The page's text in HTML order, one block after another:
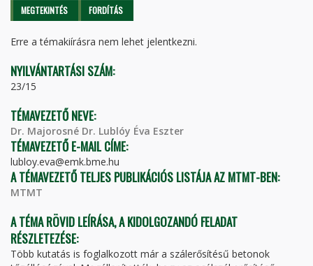
Elsődleges fülek
MEGTEKINTÉS (AKTÍVFORDÍTÁS
Erre a témakiírásra nem lehet jelentkezni.
NYILVÁNTARTÁSI SZÁM:
23/15
TÉMAVEZETŐ NEVE:
Dr. Majorosné Dr. Lublóy Éva Eszter
TÉMAVEZETŐ E-MAIL CÍME:
lubloy.eva@emk.bme.hu
A TÉMAVEZETŐ TELJES PUBLIKÁCIÓS LISTÁJA AZ MTMT-BEN:
MTMT
A TÉMA RÖVID LEÍRÁSA, A KIDOLGOZANDÓ FELADAT
RÉSZLETEZÉSE:
Több kutatás is foglalkozott már a szálerősítésű betonok